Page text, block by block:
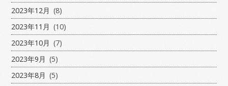
2023年12月 (8)
2023年11月 (10)
2023年10月 (7)
2023年9月 (5)
2023年8月 (5)